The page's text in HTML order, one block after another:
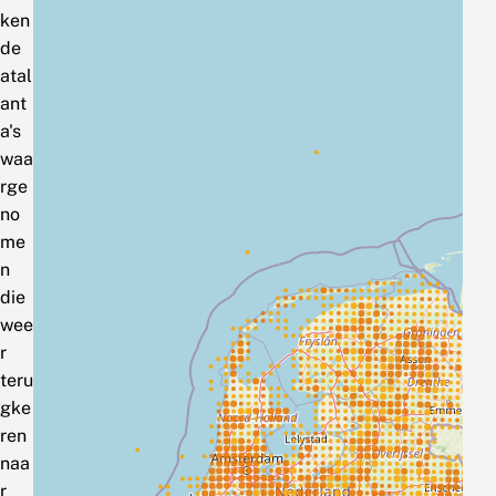
ken
de
atal
ant
a's
waa
rge
no
me
n
die
wee
r
teru
gke
ren
naa
r